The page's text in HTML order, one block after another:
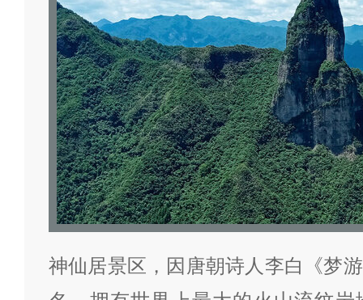
神仙居景区，因唐朝诗人李白《梦